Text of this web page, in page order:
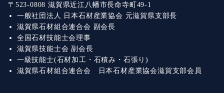
〒523-0808 滋賀県近江八幡市長命寺町49-1
一般社団法人 日本石材産業協会 元滋賀県支部長
滋賀県石材組合連合会 副会長
全国石材技能士会理事
滋賀県技能士会 副会長
一級技能士(石材加工・石積み・石張り)
滋賀県石材組合連合会 日本石材産業協会滋賀支部会員